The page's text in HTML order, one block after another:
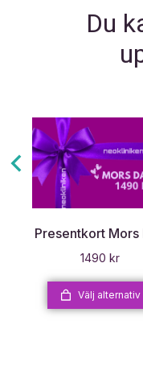
Du
Presentkort Mors
1490 kr
Välj alternativ